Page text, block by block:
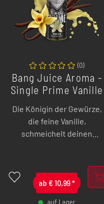
ab € 10,99*
auf Lager
(0)
Bang Juice Aroma -
Single Prime Vanille
Die Königin der Gewürze,
die feine Vanille,
schmeichelt deinen
Aroma!